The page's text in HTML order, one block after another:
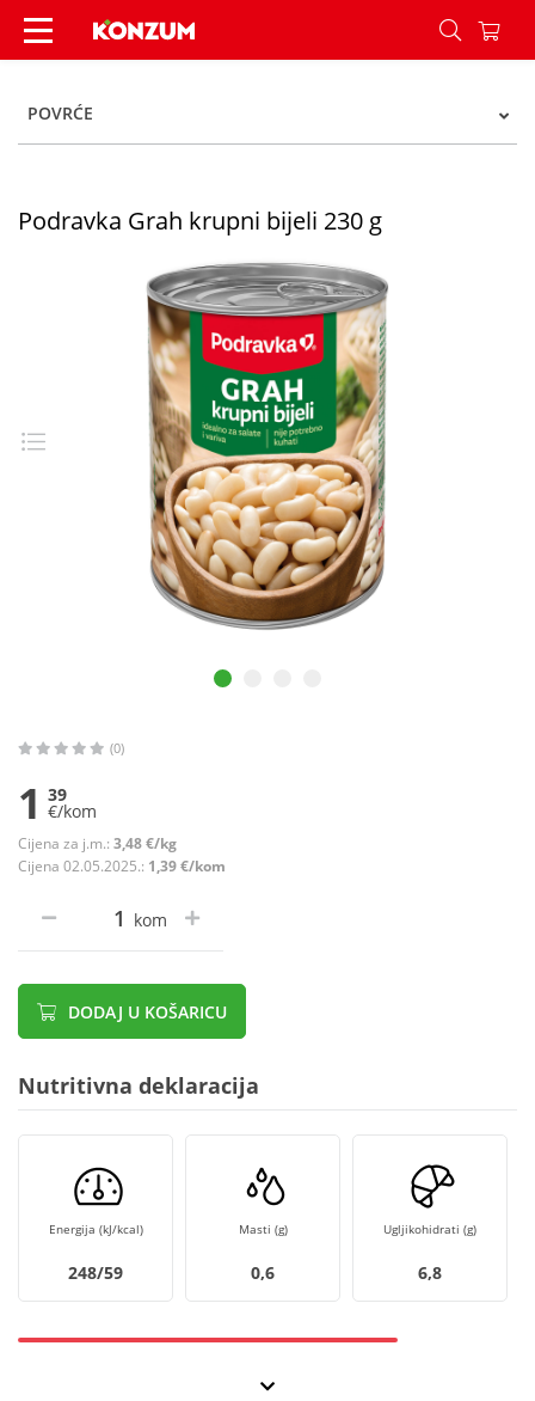
Podravka Grah krupni bijeli 230 g - Konzum
POVRĆE
Podravka Grah krupni bijeli 230 g
(0)
1 39
€/kom
Cijena za j.m.: 3,48 €/kg
Cijena 02.05.2025.: 1,39 €/kom
kom
DODAJ U KOŠARICU
Nutritivna deklaracija
Energija (kJ/kcal)
248/59
Masti (g)
0,6
Ugljikohidrati (g)
6,8